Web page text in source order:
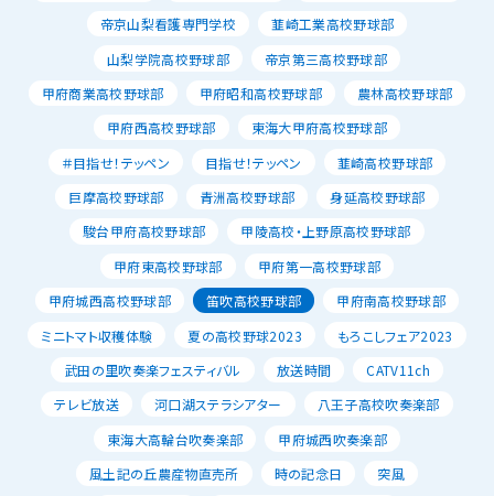
帝京山梨看護専門学校
韮崎工業高校野球部
山梨学院高校野球部
帝京第三高校野球部
甲府商業高校野球部
甲府昭和高校野球部
農林高校野球部
甲府西高校野球部
東海大甲府高校野球部
＃目指せ！テッペン
目指せ！テッペン
韮崎高校野球部
巨摩高校野球部
青洲高校野球部
身延高校野球部
駿台甲府高校野球部
甲陵高校・上野原高校野球部
甲府東高校野球部
甲府第一高校野球部
甲府城西高校野球部
笛吹高校野球部
甲府南高校野球部
ミニトマト収穫体験
夏の高校野球2023
もろこしフェア2023
武田の里吹奏楽フェスティバル
放送時間
CATV11ch
テレビ放送
河口湖ステラシアター
八王子高校吹奏楽部
東海大高輪台吹奏楽部
甲府城西吹奏楽部
風土記の丘農産物直売所
時の記念日
突風